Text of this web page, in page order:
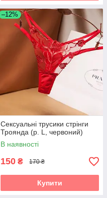
–12%
Сексуальні трусики стрінги
Троянда (р. L, червоний)
В наявності
150 ₴ 170 ₴
Купити